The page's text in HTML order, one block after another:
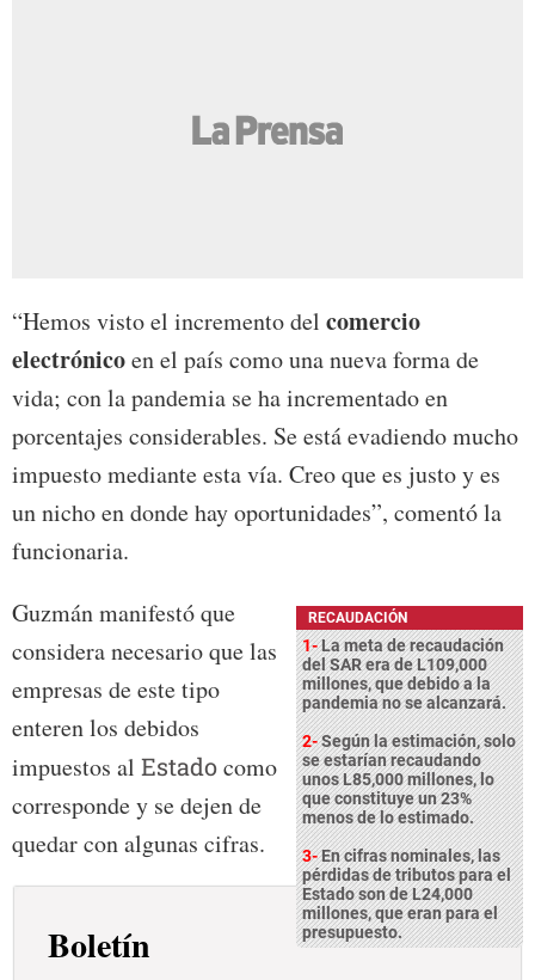
“Hemos visto el incremento del comercio
electrónicoen el país como una nueva forma de
vida; con la pandemia se ha incrementado en
porcentajes considerables. Se está evadiendo mucho
impuesto mediante esta vía. Creo que es justo y es
un nicho en donde hay oportunidades”, comentó la
funcionaria.
RECAUDACIÓN
1-La meta de recaudación
del SAR era de L109,000
millones, que debido a la
pandemia no se alcanzará.
2-Según la estimación, solo
se estarían recaudando
unos L85,000 millones, lo
que constituye un 23%
menos de lo estimado.
3-En cifras nominales, las
pérdidas de tributos para el
Estado son de L24,000
millones, que eran para el
presupuesto.
Guzmán manifestó que
considera necesario que las
empresas de este tipo
enteren los debidos
impuestos al Estadocomo
corresponde y se dejen de
quedar con algunas cifras.
Boletín